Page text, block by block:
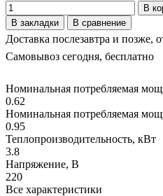
В
В закладки
В сравнение
Доставка послезавтра и позже,
Самовывоз сегодня, бесплатно
Номинальная потребляемая
0.62
Номинальная потребляемая
0.95
Теплопроизводительность, кВт
3.8
Напряжение, В
220
Все характеристики